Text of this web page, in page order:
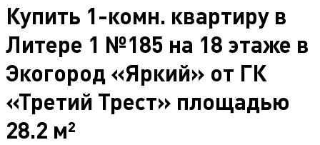
Купить 1-комн. квартиру в
Литере 1 №185 на 18 этаже в
Экогород «Яркий» от ГК
«Третий Трест» площадью
28.2 м²